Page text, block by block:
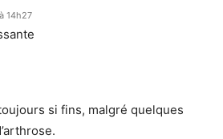
14h27
si fins, malgré quelques